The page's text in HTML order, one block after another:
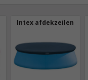
Intex afdekzeilen